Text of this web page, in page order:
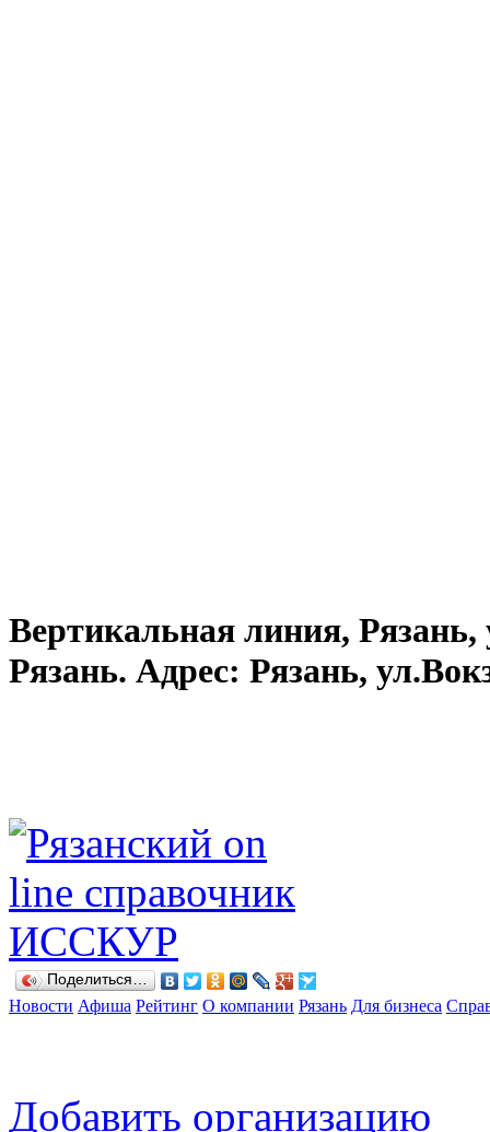
Вертикальная линия, Рязань,
Рязань. Адрес: Рязань,
Поделиться…
Новости Афиша Рейтинг О компании Рязань Для бизнеса
Добавить организацию